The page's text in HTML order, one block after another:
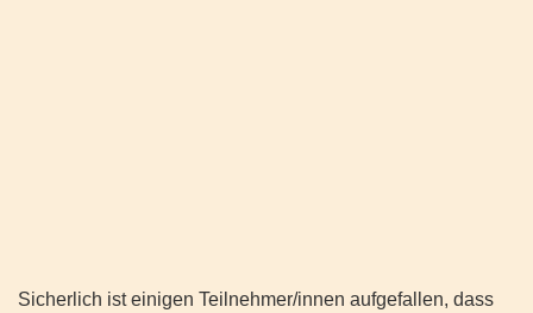
Sicherlich ist einigen Teilnehmer/innen aufgefallen, dass